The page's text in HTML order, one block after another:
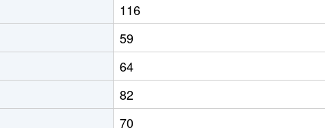
116
59
64
82
70